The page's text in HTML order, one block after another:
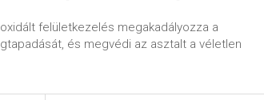
felületkezelés megakadályozza a
és megvédi az asztalt a véletlen